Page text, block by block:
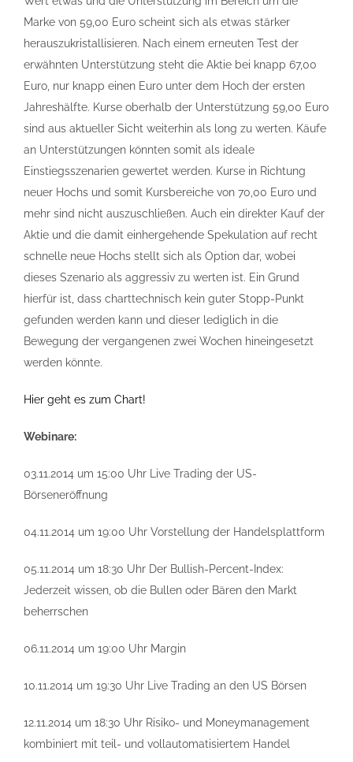
Marke von 59,00 Euro scheint sich als etwas stärker
herauszukristallisieren. Nach einem erneuten Test der
erwähnten Unterstützung steht die Aktie bei knapp 67,00
Euro, nur knapp einen Euro unter dem Hoch der ersten
Jahreshälfte. Kurse oberhalb der Unterstützung 59,00 Euro
sind aus aktueller Sicht weiterhin als long zu werten. Käufe
an Unterstützungen könnten somit als ideale
Einstiegsszenarien gewertet werden. Kurse in Richtung
neuer Hochs und somit Kursbereiche von 70,00 Euro und
mehr sind nicht auszuschließen. Auch ein direkter Kauf der
Aktie und die damit einhergehende Spekulation auf recht
schnelle neue Hochs stellt sich als Option dar, wobei
dieses Szenario als aggressiv zu werten ist. Ein Grund
hierfür ist, dass charttechnisch kein guter Stopp-Punkt
gefunden werden kann und dieser lediglich in die
Bewegung der vergangenen zwei Wochen hineingesetzt
werden könnte.
Hier geht es zum Chart!
Webinare:
03.11.2014 um 15:00 Uhr Live Trading der US-
Börseneröffnung
04.11.2014 um 19:00 Uhr Vorstellung der Handelsplattform
05.11.2014 um 18:30 Uhr Der Bullish-Percent-Index:
Jederzeit wissen, ob die Bullen oder Bären den Markt
beherrschen
06.11.2014 um 19:00 Uhr Margin
10.11.2014 um 19:30 Uhr Live Trading an den US Börsen
12.11.2014 um 18:30 Uhr Risiko- und Moneymanagement
kombiniert mit teil- und vollautomatisiertem Handel